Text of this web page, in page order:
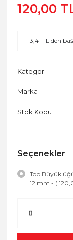
120,00
13,41 TL den
Kategori
Marka
Stok Kodu
Seçenekler
Top
12 mm - (